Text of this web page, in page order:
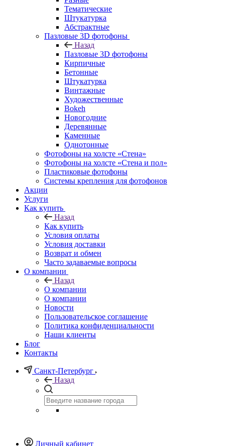
Тематические
Штукатурка
Абстрактные
Пазловые 3D фотофоны
Назад
Пазловые 3D фотофоны
Кирпичные
Бетонные
Штукатурка
Винтажные
Художественные
Bokeh
Новогодние
Деревянные
Каменные
Однотонные
Фотофоны на холсте «Стена»
Фотофоны на холсте «Стена и пол»
Пластиковые фотофоны
Системы крепления для фотофонов
Акции
Услуги
Как купить
Назад
Как купить
Условия оплаты
Условия доставки
Возврат и обмен
Часто задаваемые вопросы
О компании
Назад
О компании
О компании
Новости
Пользовательское соглашение
Политика конфиденциальности
Наши клиенты
Блог
Контакты
Санкт-Петербург
Назад
Личный кабинет